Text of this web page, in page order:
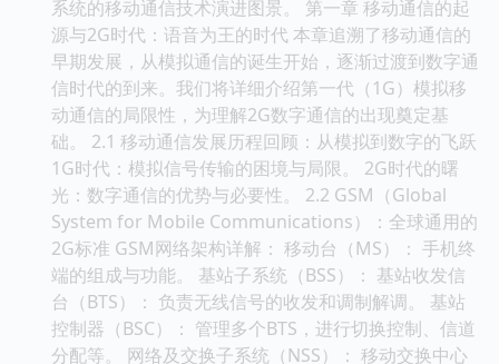
系统的移动通信技术演进图景。 第一章 移动通信的起
源与2G时代：语音为王的时代 本章追溯了移动通信的
早期发展，从模拟通信的诞生开始，逐渐过渡到数字通
信时代的到来。我们将详细介绍第一代（1G）模拟移
动通信的局限性，为理解2G数字通信的出现奠定基
础。 2.1 移动通信发展历程回顾：从模拟到数字的飞跃
1G时代：模拟信号传输的困境与局限。 2G时代的曙
光：数字通信的优势与必要性。 2.2 GSM（Global
System for Mobile Communications）：全球通用的
2G标准 GSM网络架构详解： 移动台（MS）： 手机终
端的组成与功能。 基站子系统（BSS）： 基站收发信
台（BTS）： 负责无线信号的收发和调制解调。 基站
控制器（BSC）： 管理多个BTS，进行切换控制、信道
分配等。 网络及交换子系统（NSS）： 移动交换中心